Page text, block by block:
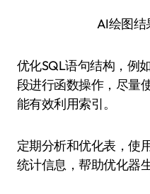
AI绘图结
优化SQL语句结构，例
段进行函数操作，尽量
能有效利用索引。
定期分析和优化表，使
统计信息，帮助优化器